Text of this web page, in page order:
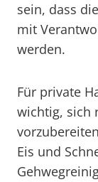
sein, dass
mit
werden.
Für private
wichtig, sich
Eis und